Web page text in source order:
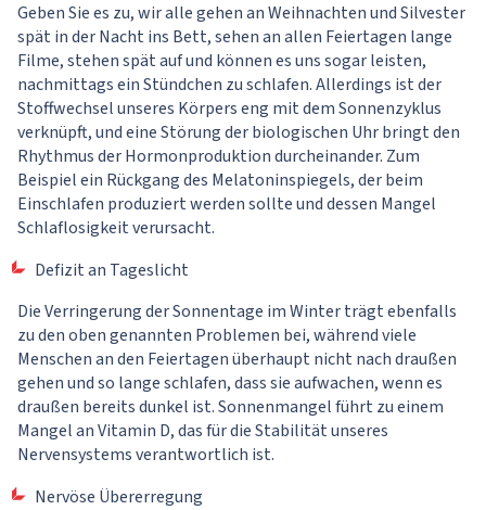
Geben Sie es zu, wir alle gehen an Weihnachten und Silvester
spät in der Nacht ins Bett, sehen an allen Feiertagen lange
Filme, stehen spät auf und können es uns sogar leisten,
nachmittags ein Stündchen zu schlafen. Allerdings ist der
Stoffwechsel unseres Körpers eng mit dem Sonnenzyklus
verknüpft, und eine Störung der biologischen Uhr bringt den
Rhythmus der Hormonproduktion durcheinander. Zum
Beispiel ein Rückgang des Melatoninspiegels, der beim
Einschlafen produziert werden sollte und dessen Mangel
Schlaflosigkeit verursacht.
Defizit an Tageslicht
Die Verringerung der Sonnentage im Winter trägt ebenfalls
zu den oben genannten Problemen bei, während viele
Menschen an den Feiertagen überhaupt nicht nach draußen
gehen und so lange schlafen, dass sie aufwachen, wenn es
draußen bereits dunkel ist. Sonnenmangel führt zu einem
Mangel an Vitamin D, das für die Stabilität unseres
Nervensystems verantwortlich ist.
Nervöse Übererregung